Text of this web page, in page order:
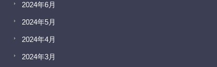
2024年6月
2024年5月
2024年4月
2024年3月